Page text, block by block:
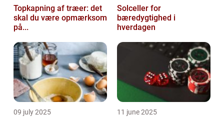
Topkapning af træer: det
skal du være opmærksom
på...
Solceller for
bæredygtighed i
hverdagen
09 july 2025 11 june 2025